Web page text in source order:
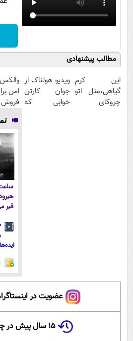
مطالب پیشنهادی
این کرم
گیاهی،مثل اتو
چروکای
ویدیو هولناک از
جوان کارتن
خوابی که
امن
فروش
قیر
عضویت در
۱۵ سال پیش در چنین روزی